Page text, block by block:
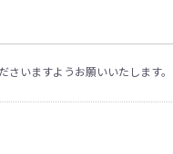
いますようお願いいたします。